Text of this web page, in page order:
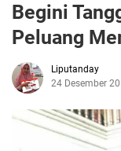
Begini
Peluang
Liputanday
24 Desember